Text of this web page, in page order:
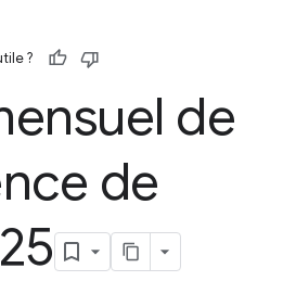
?
de
de